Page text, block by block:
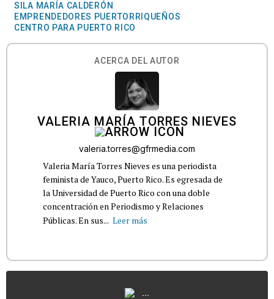
SILA MARÍA CALDERÓN
EMPRENDEDORES PUERTORRIQUEÑOS
CENTRO PARA PUERTO RICO
ACERCA DEL AUTOR
VALERIA MARÍA TORRES NIEVES
valeria.torres@gfrmedia.com
Valeria María Torres Nieves es una periodista
feminista de Yauco, Puerto Rico. Es egresada de
la Universidad de Puerto Rico con una doble
concentración en Periodismo y Relaciones
Públicas. En sus... Leer más
...